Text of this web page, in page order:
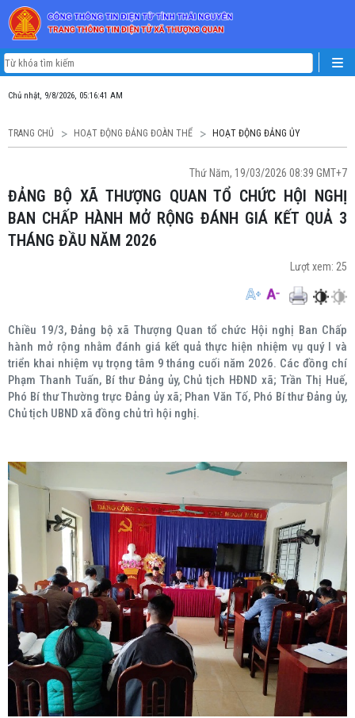
Chủ nhật, 9/8/2026, 05:16:42 AM
TRANG CHỦ HOẠT ĐỘNG ĐẢNG ĐOÀN THỂ HOẠT ĐỘNG ĐẢNG ỦY
Thứ Năm, 19/03/2026 08:39 GMT+7
ĐẢNG BỘ XÃ THƯỢNG QUAN TỔ CHỨC HỘI NGHỊ
BAN CHẤP HÀNH MỞ RỘNG ĐÁNH GIÁ KẾT QUẢ 3
THÁNG ĐẦU NĂM 2026
Lượt xem: 25
Chiều 19/3, Đảng bộ xã Thượng Quan tổ chức Hội nghị Ban Chấp
hành mở rộng nhằm đánh giá kết quả thực hiện nhiệm vụ quý I và
triển khai nhiệm vụ trọng tâm 9 tháng cuối năm 2026. Các đồng chí
Phạm Thanh Tuấn, Bí thư Đảng ủy, Chủ tịch HĐND xã; Trần Thị Huế,
Phó Bí thư Thường trực Đảng ủy xã; Phan Văn Tố, Phó Bí thư Đảng ủy,
Chủ tịch UBND xã đồng chủ trì hội nghị.